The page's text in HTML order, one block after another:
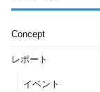
Concept
レポート
イベント